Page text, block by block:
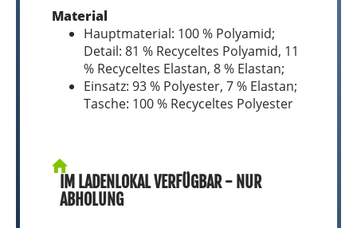
Material
Hauptmaterial: 100 % Polyamid;
Detail: 81 % Recyceltes Polyamid, 11
% Recyceltes Elastan, 8 % Elastan;
Einsatz: 93 % Polyester, 7 % Elastan;
Tasche: 100 % Recyceltes Polyester
IM LADENLOKAL VERFÜGBAR - NUR
ABHOLUNG